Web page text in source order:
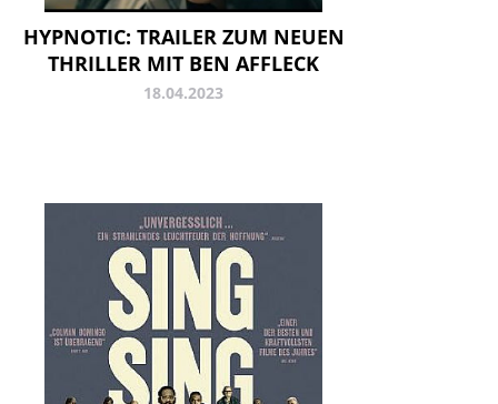
HYPNOTIC: TRAILER ZUM NEUEN
THRILLER MIT BEN AFFLECK
18.04.2023